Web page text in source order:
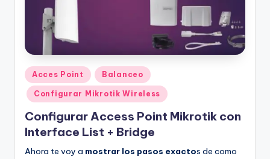
Publicado
en
Acces Point Balanceo
Configurar Mikrotik Wireless
Configurar Access Point Mikrotik con
Interface List + Bridge
Ahora te voy a mostrar los pasos exactos de como